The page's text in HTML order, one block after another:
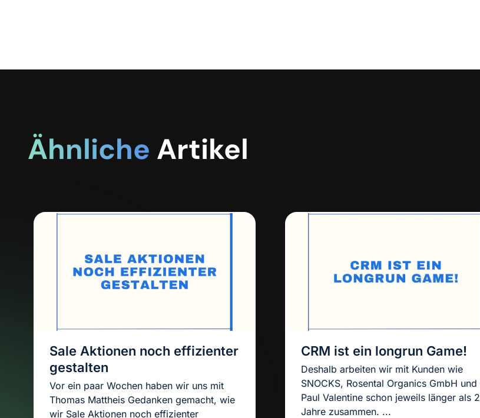
Ähnliche Artikel
Sale Aktionen noch effizienter
gestalten
Vor ein paar Wochen haben wir uns mit
Thomas Mattheis Gedanken gemacht, wie
wir Sale Aktionen noch effizienter
CRM ist ein longrun Game!
Deshalb arbeiten wir mit Kunden wie
SNOCKS, Rosental Organics GmbH und
Paul Valentine schon jeweils länger als 2
Jahre zusammen. ...